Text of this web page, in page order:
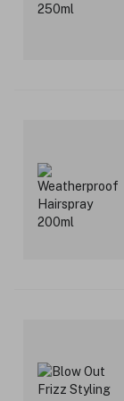
håret.
som finnes i